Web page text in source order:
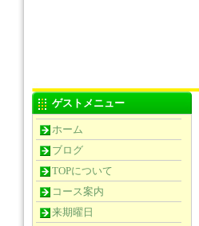
ゲストメニュー
ホーム
ブログ
TOPについて
コース案内
来期曜日